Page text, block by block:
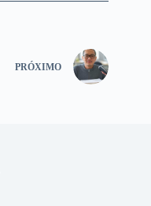
PRÓXIMO